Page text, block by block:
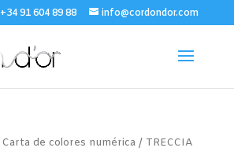
+34 91 604 89 88 info@cordondor.com
Carta de colores numérica/ TRECCIA